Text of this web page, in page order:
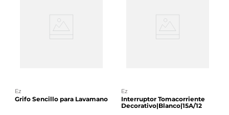
ez
Grifo Sencillo para Lavamano
ez
Interruptor Tomacorriente
Decorativo|Blanco|15A/12